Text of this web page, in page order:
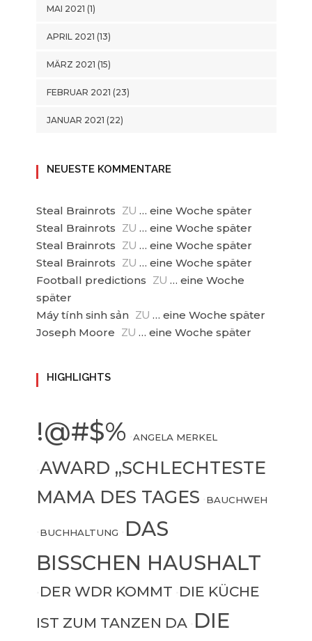
MAI 2021 (1)
APRIL 2021 (13)
MÄRZ 2021 (15)
FEBRUAR 2021 (23)
JANUAR 2021 (22)
NEUESTE KOMMENTARE
Steal Brainrots ZU … eine Woche später
Steal Brainrots
ZU … eine Woche später
Steal Brainrots
ZU … eine Woche später
Steal Brainrots
ZU … eine Woche später
Football predictions
ZU … eine Woche
später
Máy tính sinh sản
ZU … eine Woche später
Joseph Moore
ZU … eine Woche später
HIGHLIGHTS
!@#$% ANGELA MERKEL
AWARD „SCHLECHTESTE
MAMA DES TAGES
BAUCHWEH
BUCHHALTUNG
DAS
BISSCHEN HAUSHALT
DER WDR KOMMT DIE KÜCHE
IST ZUM TANZEN DA DIE